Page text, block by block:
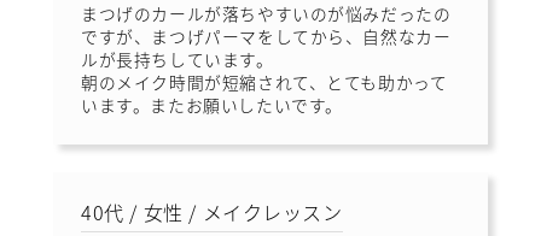
まつげのカールが落ちやすいのが悩みだったの
ですが、まつげパーマをしてから、自然なカー
ルが長持ちしています。
朝のメイク時間が短縮されて、とても助かって
います。またお願いしたいです。
40代 / 女性 / メイクレッスン